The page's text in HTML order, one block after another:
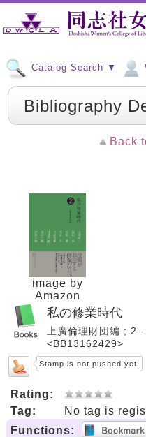
Catalog Search ▼
Bibliography
Back
image by
Amazon
私の修業時代
上廣倫理財団編 ; 2.
<BB13162429>
Stamp is not pushed yet.
Rating:
Tag:
No tag is
Functions: